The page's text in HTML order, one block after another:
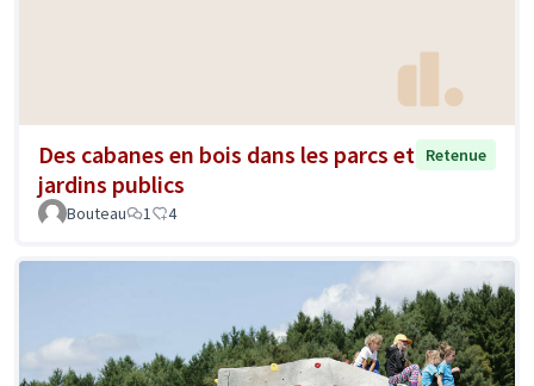
Des cabanes en bois dans les parcs et
jardins publics
Retenue
Bouteau 1 4